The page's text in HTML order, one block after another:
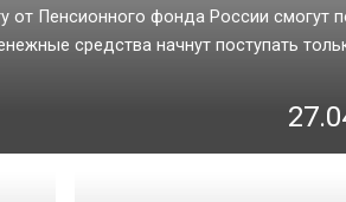
Пенсионного фонда России смогут
средства начнут поступать